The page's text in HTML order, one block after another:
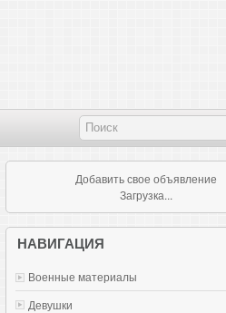
Добавить свое объявление
Загрузка...
НАВИГАЦИЯ
Военные материалы
Девушки